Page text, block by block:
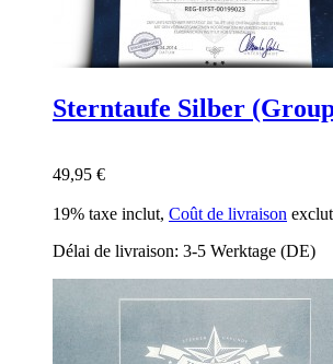
Sterntaufe Silber
49,95 €
19% taxe inclut, Coût de livraison exclut
Délai de livraison: 3-5 Werktage (DE)